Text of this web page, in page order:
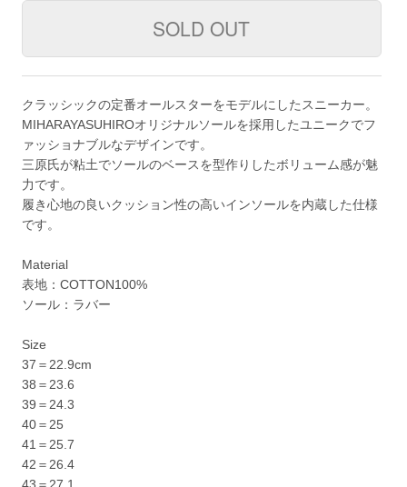
クラッシックの定番オールスターをモデルにしたスニーカー。
MIHARAYASUHIROオリジナルソールを採用したユニークでフ
ァッショナブルなデザインです。
三原氏が粘土でソールのベースを型作りしたボリューム感が魅
力です。
履き心地の良いクッション性の高いインソールを内蔵した仕様
です。
Material
表地：COTTON100%
ソール：ラバー
Size
37＝22.9cm
38＝23.6
39＝24.3
40＝25
41＝25.7
42＝26.4